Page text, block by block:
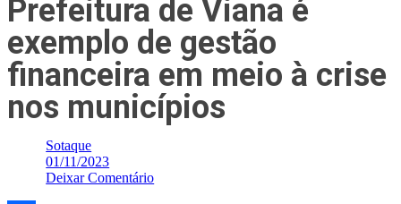
Prefeitura de Viana é
exemplo de gestão
financeira em meio à crise
nos municípios
Sotaque
01/11/2023
Deixar Comentário